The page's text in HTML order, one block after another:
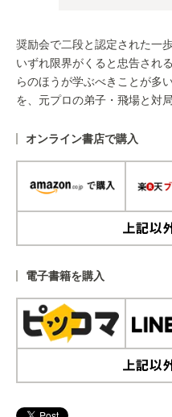
奨励会で二段と認定された一
いずれ限界がくると忠告され
らのほうが学ぶべきことが多
を、元プロの弟子・飛場と対
オンライン書店で購入
電子書籍を購入